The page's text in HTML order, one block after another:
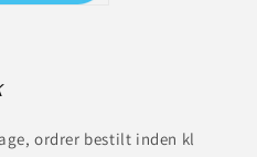
ordrer bestilt inden kl